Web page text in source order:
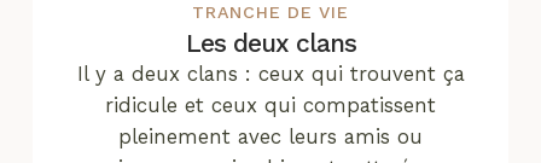
TRANCHE DE VIE
Les deux clans
Il y a deux clans : ceux qui trouvent ça
ridicule et ceux qui compatissent
pleinement avec leurs amis ou